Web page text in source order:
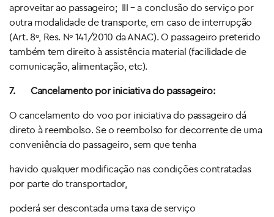
aproveitar ao passageiro; III – a conclusão do serviço por
outra modalidade de transporte, em caso de interrupção
(Art. 8º, Res. Nº 141/2010 da ANAC). O passageiro preterido
também tem direito à assistência material (facilidade de
comunicação, alimentação, etc).
7. Cancelamento por iniciativa do passageiro:
O cancelamento do voo por iniciativa do passageiro dá
direto à reembolso. Se o reembolso for decorrente de uma
conveniência do passageiro, sem que tenha
havido qualquer modificação nas condições contratadas
por parte do transportador,
poderá ser descontada uma taxa de serviço